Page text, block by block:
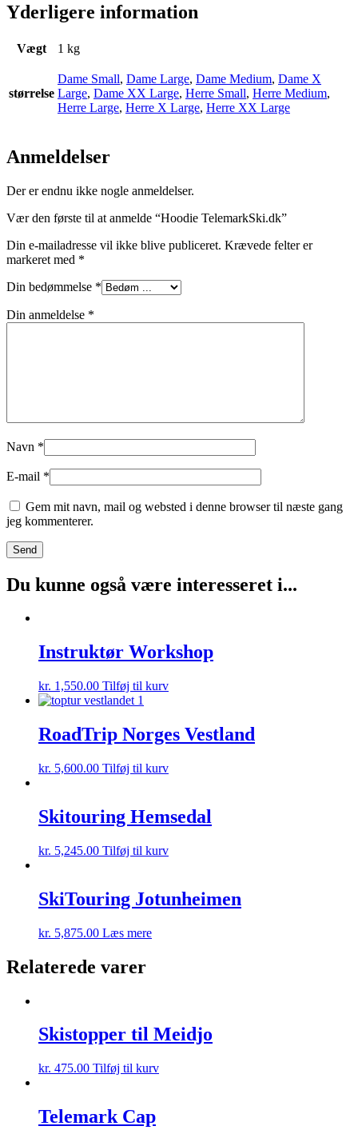
Yderligere information
Vægt 1 kg
størrelse
Dame Small, Dame Large, Dame Medium, Dame X
Large, Dame XX Large, Herre Small, Herre Medium,
Herre Large, Herre X Large, Herre XX Large
Anmeldelser
Der er endnu ikke nogle anmeldelser.
Vær den første til at anmelde “Hoodie TelemarkSki.dk”
Din e-mailadresse vil ikke blive publiceret. Krævede felter er
markeret med *
Din bedømmelse *
Din anmeldelse *
Navn *
E-mail *
Gem mit navn, mail og websted i denne browser til næste gang
jeg kommenterer.
Du kunne også være interesseret i...
Instruktør Workshop
kr. 1,550.00 Tilføj til kurv
RoadTrip Norges Vestland
kr. 5,600.00 Tilføj til kurv
Skitouring Hemsedal
kr. 5,245.00 Tilføj til kurv
SkiTouring Jotunheimen
kr. 5,875.00 Læs mere
Relaterede varer
Skistopper til Meidjo
kr. 475.00 Tilføj til kurv
Telemark Cap